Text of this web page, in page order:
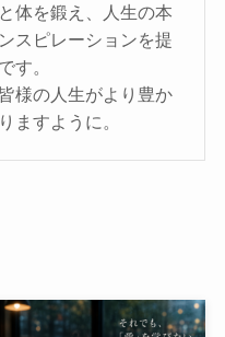
体を鍛え、人生の本
スピレーションを提
す。
様の人生がより豊か
ますように。